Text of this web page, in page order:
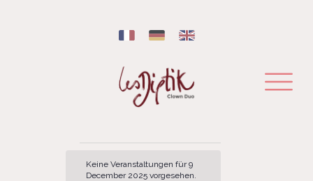
Keine Veranstaltungen für 9
December 2025 vorgesehen.